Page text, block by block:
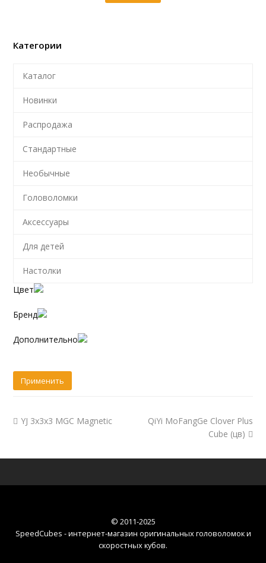
Категории
Каталог
Новинки
Распродажа
Стандартные
Необычные
Головоломки
Аксессуары
Для детей
Настолки
Цвет
Бренд
Дополнительно
YJ 3x3x3 MGC Magnetic
QiYi MoFangGe Clover Plus
Cube (цв)
© 2011-2025
SpeedCubes - интернет-магазин оригинальных головоломок и
скоростных кубов.